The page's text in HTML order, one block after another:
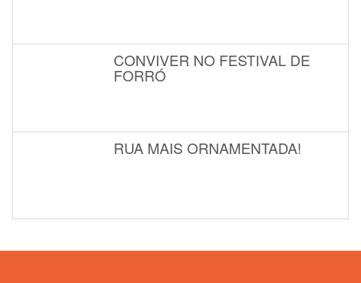
CONVIVER NO FESTIVAL DE
FORRÓ
RUA MAIS ORNAMENTADA!